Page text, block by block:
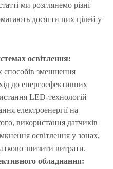
ми розглянемо різні
досягти цих цілей у
освітлення:
зменшення
до енергоефективних
LED-технологій
електроенергії на
використання датчиків
освітлення у зонах,
знизити витрати.
обладнання: